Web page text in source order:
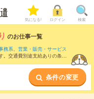
気になる! ログイン 検索
のお仕事一覧
務系、 営業・販売・サービス
。交通費別途支給ありの条件
条件の変更